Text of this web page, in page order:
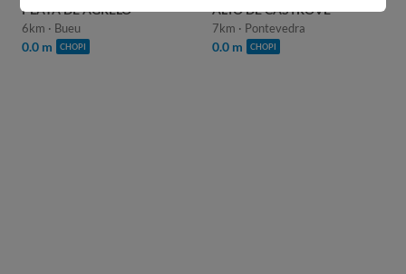
PLAYA DE AGRELO
6km · Bueu
0.0 m CHOPI
ALTO DE CASTROVE
7km · Pontevedra
0.0 m CHOPI